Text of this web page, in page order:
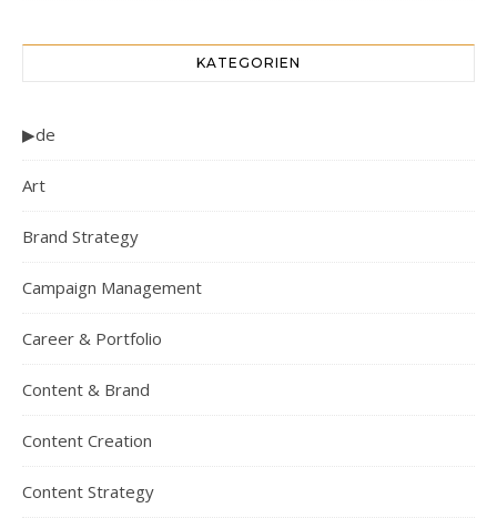
KATEGORIEN
▶de
Art
Brand Strategy
Campaign Management
Career & Portfolio
Content & Brand
Content Creation
Content Strategy